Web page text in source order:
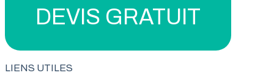
DEVIS GRATUIT
LIENS UTILES